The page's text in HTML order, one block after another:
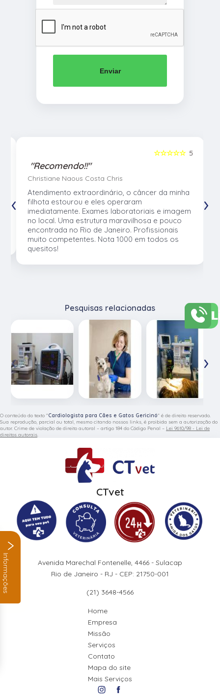
Enviar
5
☆☆☆☆☆
"Recomendo!!"
Christiane Naous Costa Chris
Atendimento extraordinário, o câncer da minha
filhota estourou e eles operaram
imediatamente. Exames laboratoriais e imagem
no local. Uma estrutura maravilhosa e pouco
encontrada no Rio de Janeiro. Profissionais
muito competentes. Nota 1000 em todos os
quesitos!
‹ ›
Pesquisas relacionadas
‹ ›
O conteúdo do texto "Cardiologista para Cães e Gatos Gericinó" é de direito reservado.
Sua reprodução, parcial ou total, mesmo citando nossos links, é proibida sem a autorização do
autor. Crime de violação de direito autoral – artigo 184 do Código Penal – Lei 9610/98 - Lei de
direitos autorais.
CTvet
Avenida Marechal Fontenelle, 4466 - Sulacap
Rio de Janeiro - RJ - CEP: 21750-001
(21) 3648-4566
Home
Empresa
Missão
Serviços
Contato
Mapa do site
Mais Serviços
Informações